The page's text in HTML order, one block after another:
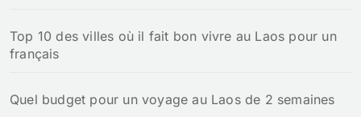
Top 10 des villes où il fait bon vivre au Laos pour un
français
Quel budget pour un voyage au Laos de 2 semaines